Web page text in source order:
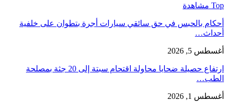
Top مشاهدة
أحكام بالحبس في حق سائقي سيارات أجرة بتطوان على خلفية
أحداث…
أغسطس 5, 2026
ارتفاع حصيلة ضحايا محاولة اقتحام سبتة إلى 20 جثة بمصلحة
الطب…
أغسطس 1, 2026